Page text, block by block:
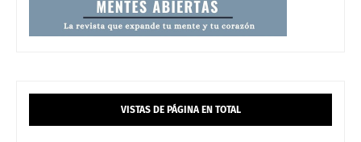
VISTAS DE PÁGINA EN TOTAL